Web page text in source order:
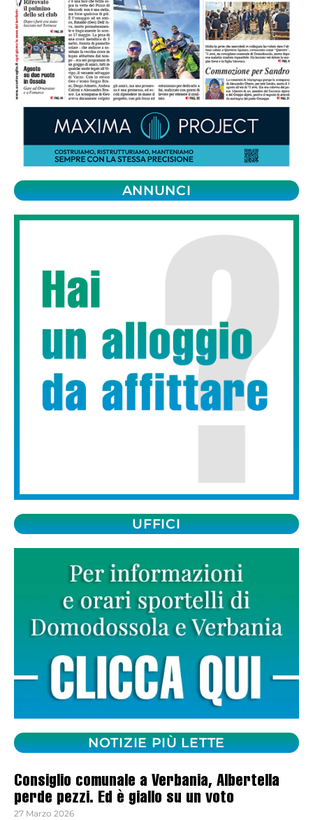
ANNUNCI
UFFICI
NOTIZIE PIÙ LETTE
Consiglio comunale a Verbania, Albertella
perde pezzi. Ed è giallo su un voto
27 Marzo 2026